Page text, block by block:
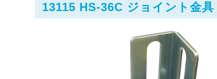
13115 HS-36C ジョイント金